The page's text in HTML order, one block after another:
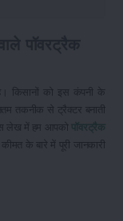
किसानों को इस कंपनी के
तकनीक से ट्रैक्टर बनाती
लेख में हम आपकोपॉवरट्रैक
के बारे में पूरी जानकारी